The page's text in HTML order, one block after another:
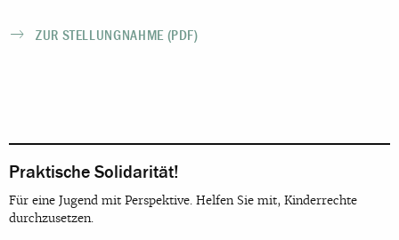
ZUR STELLUNGNAHME (PDF)
Praktische Solidarität!
Für eine Jugend mit Perspektive. Helfen Sie mit, Kinderrechte
durchzusetzen.